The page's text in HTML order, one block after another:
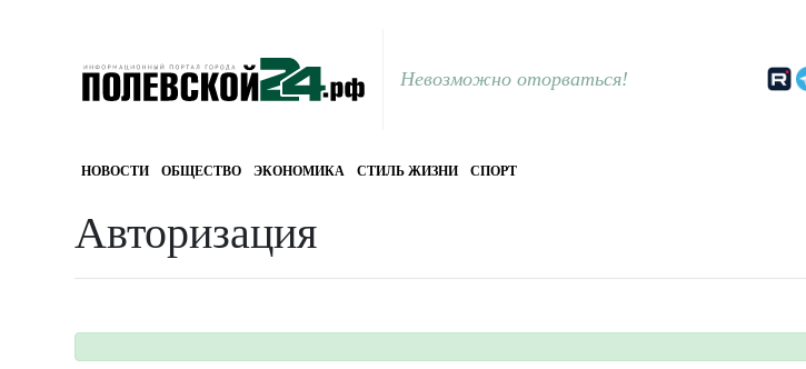
Невозможно оторваться!
НОВОСТИ ОБЩЕСТВО ЭКОНОМИКА СТИЛЬ ЖИЗНИ СПОРТ
Авторизация